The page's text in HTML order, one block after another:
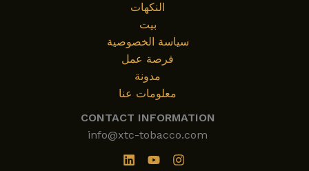
النكهات
بيت
سياسة الخصوصية
فرصة عمل
مدونة
معلومات عنا
CONTACT INFORMATION
info@xtc-tobacco.com